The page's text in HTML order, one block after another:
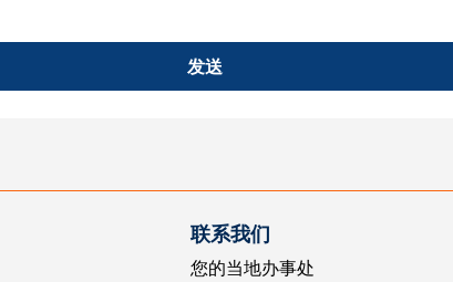
发送
联系我们
您的当地办事处